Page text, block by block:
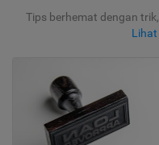
Tips berhemat dengan
Lihat